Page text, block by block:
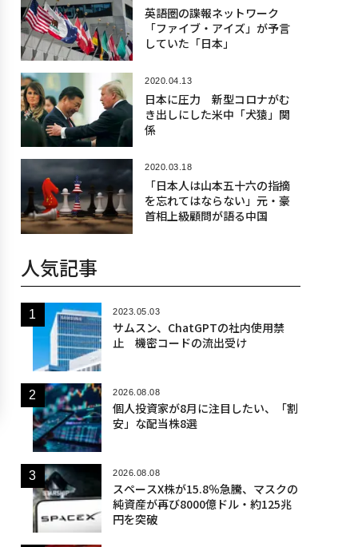
英語圏の諜報ネットワーク
「ファイブ・アイズ」が予言
していた「日本」
2020.04.13
日本に圧力 新型コロナがむ
き出しにした米中「犬猿」関
係
2020.03.18
「日本人は山本五十六の指摘
を忘れてはならない」元・豪
首相上級顧問が語る中国
人気記事
2023.05.03
サムスン、ChatGPTの社内使用禁
止 機密コードの流出受け
2026.08.08
個人投資家が8月に注目したい、「割
安」な配当株8選
2026.08.08
スペースX株が15.8％急騰、マスクの
純資産が再び8000億ドル・約125兆
円を突破